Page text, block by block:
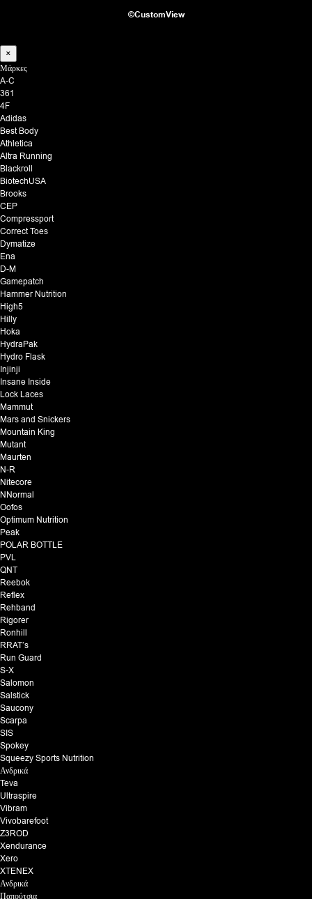
©CustomView
×
Μάρκες
A-C
361
4F
Adidas
Best Body
Athletica
Altra Running
Blackroll
BiotechUSA
Brooks
CEP
Compressport
Correct Toes
Dymatize
Ena
D-M
Gamepatch
Hammer Nutrition
High5
Hilly
Hoka
HydraPak
Hydro Flask
Injinji
Insane Inside
Lock Laces
Mammut
Mars and Snickers
Mountain King
Mutant
Maurten
N-R
Nitecore
NNormal
Oofos
Optimum Nutrition
Peak
POLAR BOTTLE
PVL
QNT
Reebok
Reflex
Rehband
Rigorer
Ronhill
RRAT’s
Run Guard
S-X
Salomon
Salstick
Saucony
Scarpa
SIS
Spokey
Squeezy Sports Nutrition
Ανδρικά
Teva
Ultraspire
Vibram
Vivobarefoot
Z3ROD
Xendurance
Xero
XTENEX
Ανδρικά
Παπούτσια